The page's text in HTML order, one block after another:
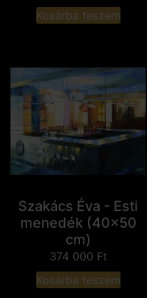
Kosárba teszem
Szakács Éva - Esti
menedék (40x50
cm)
374 000 Ft
Kosárba teszem